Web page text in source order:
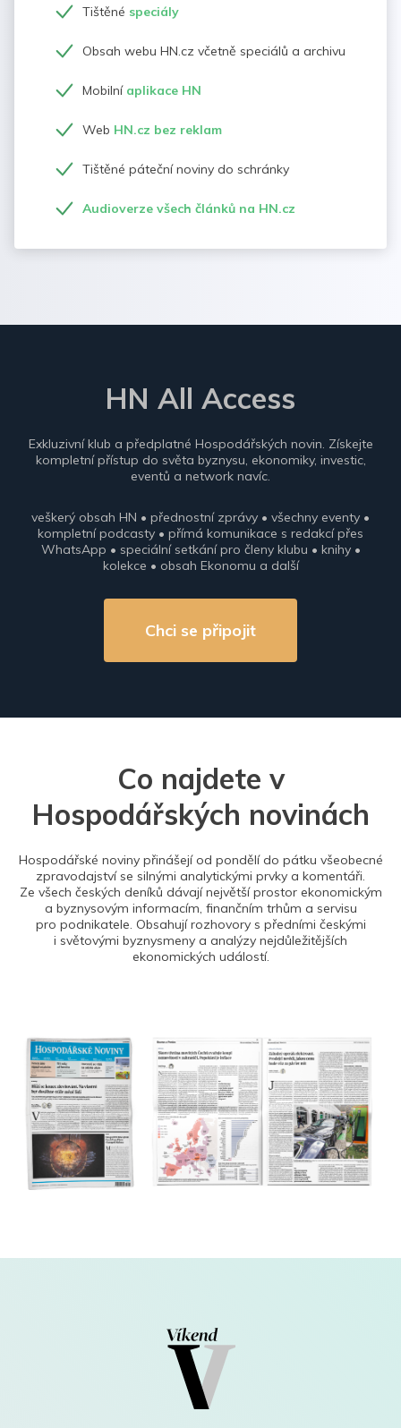
Tištěné speciály
Obsah webu HN.cz včetně speciálů a archivu
Mobilní aplikace HN
Web HN.cz bez reklam
Tištěné páteční noviny do schránky
Audioverze všech článků na HN.cz
HN All Access
Exkluzivní klub a předplatné Hospodářských novin. Získejte
kompletní přístup do světa byznysu, ekonomiky, investic,
eventů a network navíc.
veškerý obsah HN • přednostní zprávy • všechny eventy •
kompletní podcasty • přímá komunikace s redakcí přes
WhatsApp • speciální setkání pro členy klubu • knihy •
kolekce • obsah Ekonomu a další
Chci se připojit
Co najdete v
Hospodářských novinách
Hospodářské noviny přinášejí od pondělí do pátku všeobecné
zpravodajství se silnými analytickými prvky a komentáři.
Ze všech českých deníků dávají největší prostor ekonomickým
a byznysovým informacím, finančním trhům a servisu
pro podnikatele. Obsahují rozhovory s předními českými
i světovými byznysmeny a analýzy nejdůležitějších
ekonomických událostí.